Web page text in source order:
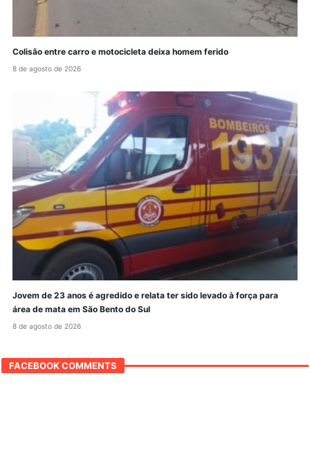
Colisão entre carro e motocicleta deixa homem ferido
8 de agosto de 2026
Jovem de 23 anos é agredido e relata ter sido levado à força para
área de mata em São Bento do Sul
8 de agosto de 2026
FACEBOOK COMMENTS